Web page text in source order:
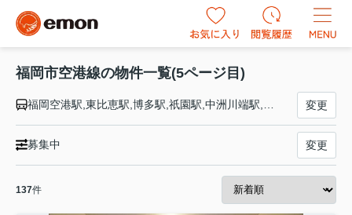
福岡市空港線の物件一覧(5ページ目)
福岡空港駅,東比恵駅,博多駅,祇園駅,中洲川端駅,天神駅,赤坂駅,大濠公園駅,唐人町駅,西新駅,藤崎駅,室見駅,姪浜駅,貝塚駅,箱崎九大前駅,箱崎宮前駅,馬出九大病院前駅,千代県庁口駅,呉服町駅 変更
募集中 変更
137件